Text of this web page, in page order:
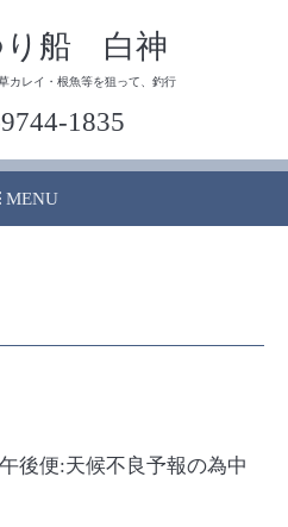
り船 白神
カレイ・根魚等を狙って、釣行
1835
MENU
後便:天候不良予報の為中